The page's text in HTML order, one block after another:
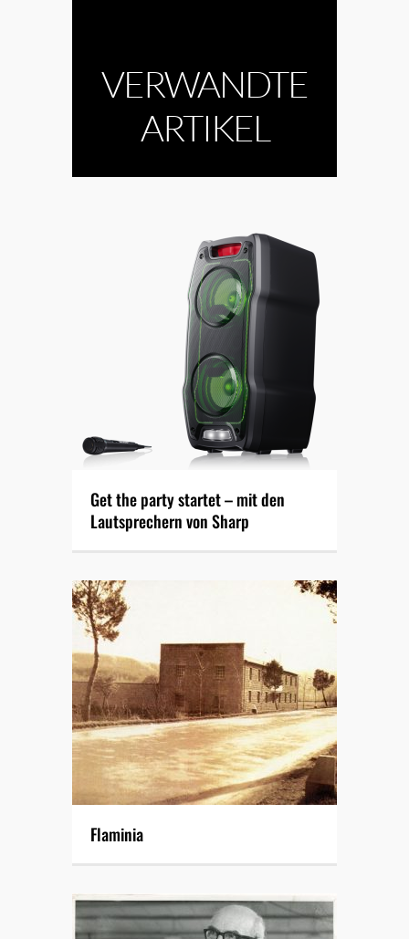
VERWANDTE
ARTIKEL
Get the party startet – mit den
Lautsprechern von Sharp
Flaminia